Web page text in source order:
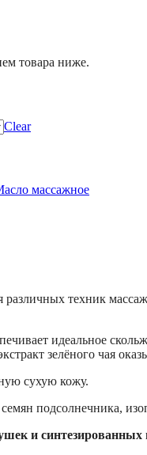
товара ниже.
Clear
массажное
техник
идеальное
зелёного чая
сухую кожу.
подсолнечника,
и синтезированных